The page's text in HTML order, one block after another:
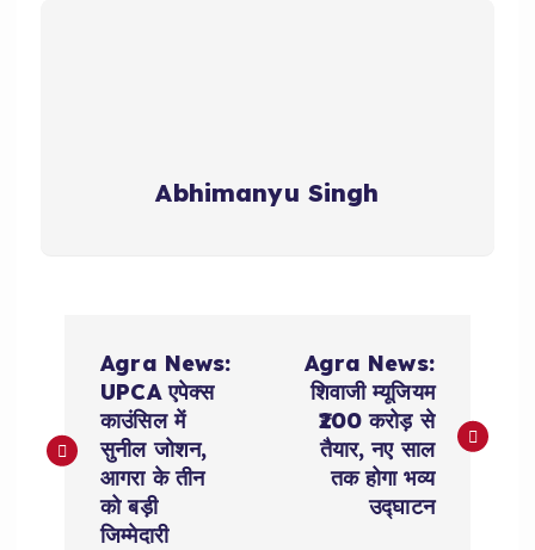
Abhimanyu Singh
s
Agra News:
UPCA एपेक्स
काउंसिल में
सुनील जोशन,
आगरा के तीन
को बड़ी
जिम्मेदारी
Agra News:
शिवाजी म्यूजियम
₹200 करोड़ से
तैयार, नए साल
तक होगा भव्य
उद्घाटन